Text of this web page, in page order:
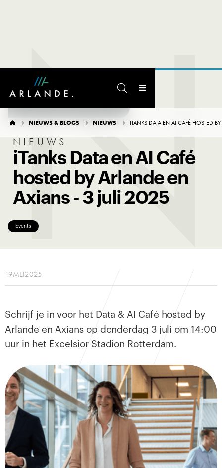

  NIEUWS & BLOGS  NIEUWS  ITANKS DATA EN AI CAFÉ HOSTED
NIEUWS
iTanks Data en AI Café
hosted by Arlande en
Axians - 3 juli 2025
Events
19MEI2025
Schrijf je in voor het Data & AI Café hosted by
Arlande en Axians op donderdag 3 juli om 14:00
uur in het Excelsior Stadion Rotterdam.